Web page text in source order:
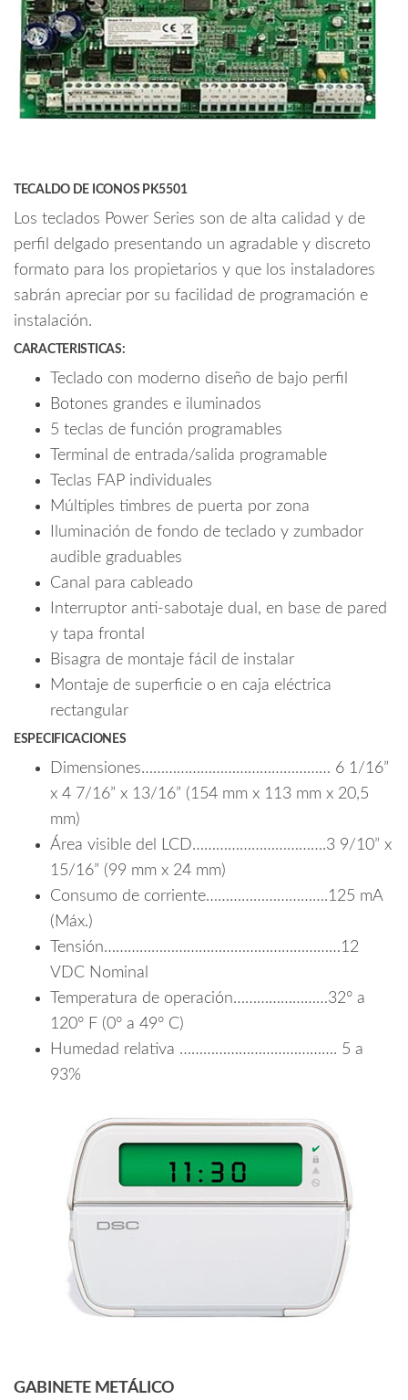
TECALDO DE ICONOS PK5501
Los teclados Power Series son de alta calidad y de
perfil delgado presentando un agradable y discreto
formato para los propietarios y que los instaladores
sabrán apreciar por su facilidad de programación e
instalación.
CARACTERISTICAS:
Teclado con moderno diseño de bajo perfil
Botones grandes e iluminados
5 teclas de función programables
Terminal de entrada/salida programable
Teclas FAP individuales
Múltiples timbres de puerta por zona
Iluminación de fondo de teclado y zumbador
audible graduables
Canal para cableado
Interruptor anti-sabotaje dual, en base de pared
y tapa frontal
Bisagra de montaje fácil de instalar
Montaje de superficie o en caja eléctrica
rectangular
ESPECIFICACIONES
Dimensiones………………………………………… 6 1/16”
x 4 7/16” x 13/16” (154 mm x 113 mm x 20,5
mm)
Área visible del LCD…………………………….3 9/10” x
15/16” (99 mm x 24 mm)
Consumo de corriente………………………….125 mA
(Máx.)
Tensión……………………………………………………12
VDC Nominal
Temperatura de operación……………………32° a
120° F (0° a 49° C)
Humedad relativa …………………………………. 5 a
93%
GABINETE METÁLICO